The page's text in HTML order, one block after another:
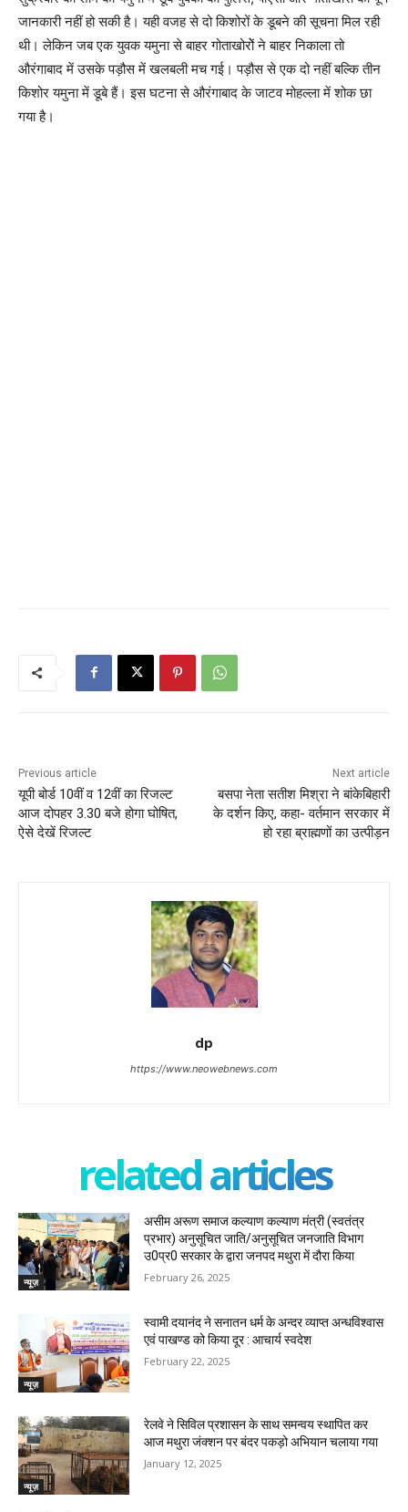
जानकारी नहीं हो सकी है। यही वजह से दो किशोरों के डूबने की सूचना मिल रही
थी। लेकिन जब एक युवक यमुना से बाहर गोताखोरोें ने बाहर निकाला तो
औरंगाबाद में उसके पड़ौस में खलबली मच गई। पड़ौस से एक दो नहीं बल्कि तीन
किशोर यमुना में डूबे हैं। इस घटना से औरंगाबाद के जाटव मोहल्ला में शोक छा
गया है।
Previous article
यूपी बोर्ड 10वीं व 12वीं का रिजल्ट
आज दोपहर 3.30 बजे होगा घोषित,
ऐसे देखें रिजल्ट
Next article
बसपा नेता सतीश मिश्रा ने बांकेबिहारी
के दर्शन किए, कहा- वर्तमान सरकार में
हो रहा ब्राह्मणों का उत्पीड़न
dp
https://www.neowebnews.com
related articles
न्यूज़
असीम अरूण समाज कल्याण कल्याण मंत्री (स्वतंत्र
प्रभार) अनुसूचित जाति/अनुसूचित जनजाति विभाग
उ0प्र0 सरकार के द्वारा जनपद मथुरा में दौरा किया
February 26, 2025
न्यूज़
स्वामी दयानंद ने सनातन धर्म के अन्दर व्याप्त अन्धविश्वास
एवं पाखण्ड को किया दूर : आचार्य स्वदेश
February 22, 2025
न्यूज़
रेलवे ने सिविल प्रशासन के साथ समन्वय स्थापित कर
आज मथुरा जंक्शन पर बंदर पकड़ो अभियान चलाया गया
January 12, 2025